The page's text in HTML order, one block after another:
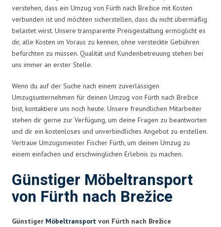
verstehen, dass ein Umzug von Fürth nach Brežice mit Kosten
verbunden ist und möchten sicherstellen, dass du nicht übermäßig
belastet wirst. Unsere transparente Preisgestaltung ermöglicht es
dir, alle Kosten im Voraus zu kennen, ohne versteckte Gebühren
befürchten zu müssen. Qualität und Kundenbetreuung stehen bei
uns immer an erster Stelle.
Wenn du auf der Suche nach einem zuverlässigen
Umzugsunternehmen für deinen Umzug von Fürth nach Brežice
bist, kontaktiere uns noch heute. Unsere freundlichen Mitarbeiter
stehen dir gerne zur Verfügung, um deine Fragen zu beantworten
und dir ein kostenloses und unverbindliches Angebot zu erstellen.
Vertraue Umzugsmeister Fischer Fürth, um deinen Umzug zu
einem einfachen und erschwinglichen Erlebnis zu machen.
Günstiger Möbeltransport
von Fürth nach Brežice
Günstiger Möbeltransport von Fürth nach Brežice